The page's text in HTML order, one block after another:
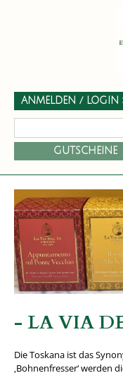
ANMELDEN / LOGIN
GUTSCHEINE
- LA VIA
Die Toskana ist das
‚Bohnenfresser‘ werden